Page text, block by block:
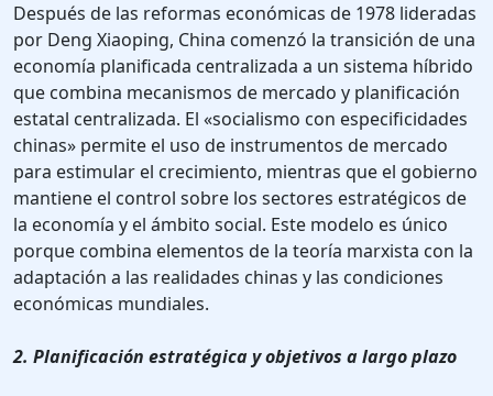
Después de las reformas económicas de 1978 lideradas
por Deng Xiaoping, China comenzó la transición de una
economía planificada centralizada a un sistema híbrido
que combina mecanismos de mercado y planificación
estatal centralizada. El «socialismo con especificidades
chinas» permite el uso de instrumentos de mercado
para estimular el crecimiento, mientras que el gobierno
mantiene el control sobre los sectores estratégicos de
la economía y el ámbito social. Este modelo es único
porque combina elementos de la teoría marxista con la
adaptación a las realidades chinas y las condiciones
económicas mundiales.
2. Planificación estratégica y objetivos a largo plazo